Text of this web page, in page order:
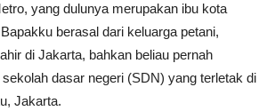
yang dulunya merupakan ibu kota
berasal dari keluarga petani,
di Jakarta, bahkan beliau pernah
dasar negeri (SDN) yang terletak di
Jakarta.